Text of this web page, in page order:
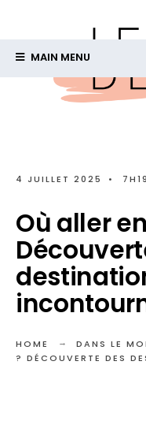
MAIN MENU
4 JUILLET 2025 • 7H19
Où aller
HOME DANS LE
? DÉCOUVERTE DES